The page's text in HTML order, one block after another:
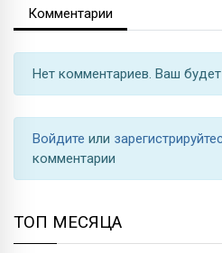
Комментарии
Нет комментариев. Ваш
Войдите или
комментарии
ТОП МЕСЯЦА